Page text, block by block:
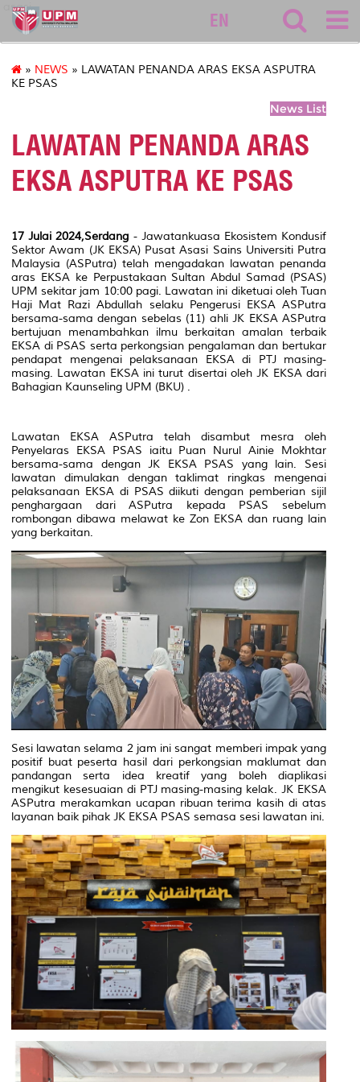
asasi
EN
» NEWS » LAWATAN PENANDA ARAS EKSA ASPUTRA
KE PSAS
News List
LAWATAN PENANDA ARAS
EKSA ASPUTRA KE PSAS
17 Julai 2024,Serdang - Jawatankuasa Ekosistem Kondusif
Sektor Awam (JK EKSA) Pusat Asasi Sains Universiti Putra
Malaysia (ASPutra) telah mengadakan lawatan penanda
aras EKSA ke Perpustakaan Sultan Abdul Samad (PSAS)
UPM sekitar jam 10:00 pagi. Lawatan ini diketuai oleh Tuan
Haji Mat Razi Abdullah selaku Pengerusi EKSA ASPutra
bersama-sama dengan sebelas (11) ahli JK EKSA ASPutra
bertujuan menambahkan ilmu berkaitan amalan terbaik
EKSA di PSAS serta perkongsian pengalaman dan bertukar
pendapat mengenai pelaksanaan EKSA di PTJ masing-
masing. Lawatan EKSA ini turut disertai oleh JK EKSA dari
Bahagian Kaunseling UPM (BKU) .
Lawatan EKSA ASPutra telah disambut mesra oleh
Penyelaras EKSA PSAS iaitu Puan Nurul Ainie Mokhtar
bersama-sama dengan JK EKSA PSAS yang lain. Sesi
lawatan dimulakan dengan taklimat ringkas mengenai
pelaksanaan EKSA di PSAS diikuti dengan pemberian sijil
penghargaan dari ASPutra kepada PSAS sebelum
rombongan dibawa melawat ke Zon EKSA dan ruang lain
yang berkaitan.
Sesi lawatan selama 2 jam ini sangat memberi impak yang
positif buat peserta hasil dari perkongsian maklumat dan
pandangan serta idea kreatif yang boleh diaplikasi
mengikut kesesuaian di PTJ masing-masing kelak. JK EKSA
ASPutra merakamkan ucapan ribuan terima kasih di atas
layanan baik pihak JK EKSA PSAS semasa sesi lawatan ini.